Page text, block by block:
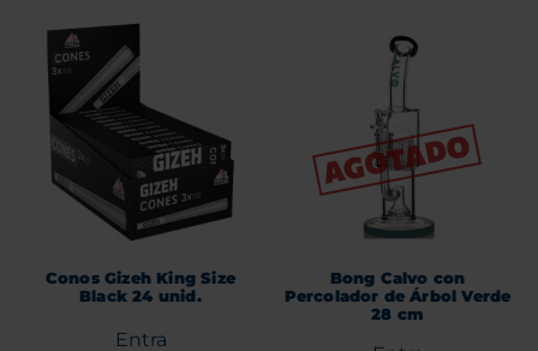
Conos Gizeh King Size
Black 24 unid.
Entra
Bong Calvo con
Percolador de Árbol Verde
28 cm